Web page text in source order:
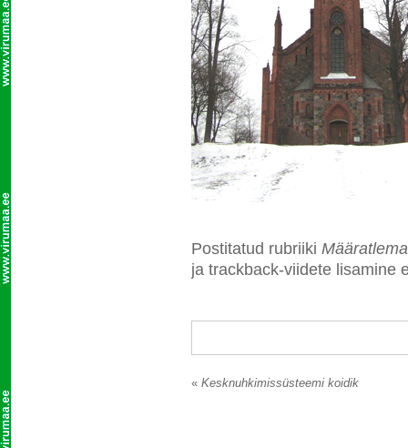
Postitatud rubriiki
ja trackback-viidete lisamine
« Kesknuhkimissüsteemi koidik